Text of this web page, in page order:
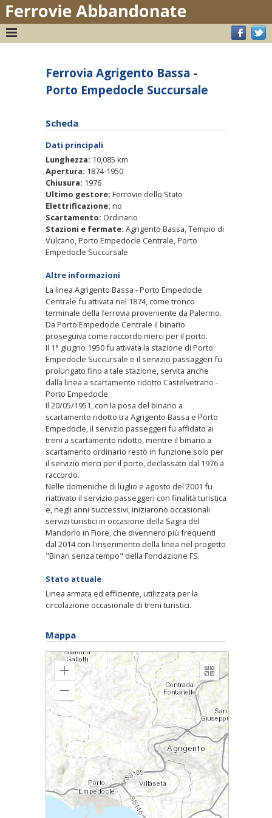
Ferrovia Agrigento Bassa -
Porto Empedocle Succursale
Scheda
Dati principali
Lunghezza: 10,085 km
Apertura: 1874-1950
Chiusura: 1976
Ultimo gestore: Ferrovie dello Stato
Elettrificazione: no
Scartamento: Ordinario
Stazioni e fermate: Agrigento Bassa, Tempio di
Vulcano, Porto Empedocle Centrale, Porto
Empedocle Succursale
Altre informazioni
La linea Agrigento Bassa - Porto Empedocle
Centrale fu attivata nel 1874, come tronco
terminale della ferrovia proveniente da Palermo.
Da Porto Empedocle Centrale il binario
proseguiva come raccordo merci per il porto.
Il 1° giugno 1950 fu attivata la stazione di Porto
Empedocle Succursale e il servizio passaggeri fu
prolungato fino a tale stazione, servita anche
dalla linea a scartamento ridotto Castelvetrano -
Porto Empedocle.
Il 20/05/1951, con la posa del binario a
scartamento ridotto tra Agrigento Bassa e Porto
Empedocle, il servizio passeggeri fu affidato ai
treni a scartamento ridotto, mentre il binario a
scartamento ordinario restò in funzione solo per
il servizio merci per il porto, declassato dal 1976 a
raccordo.
Nelle domeniche di luglio e agosto del 2001 fu
riattivato il servizio passeggeri con finalità turistica
e, negli anni successivi, iniziarono occasionali
servizi turistici in occasione della Sagra del
Mandorlo in Fiore, che divennero più frequenti
dal 2014 con l'inserimento della linea nel progetto
"Binari senza tempo" della Fondazione FS.
Stato attuale
Linea armata ed efficiente, utilizzata per la
circolazione occasionale di treni turistici.
Mappa